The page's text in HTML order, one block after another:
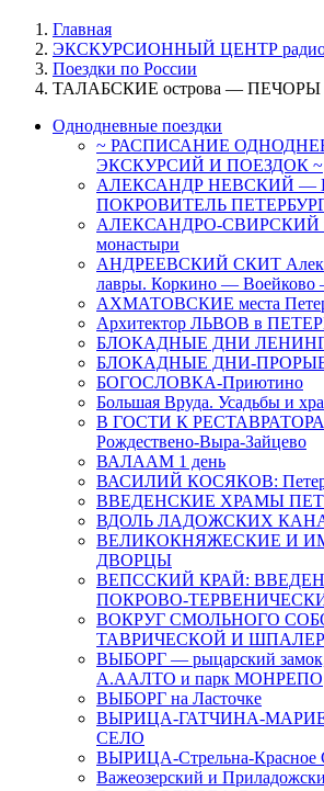
Главная
ЭКСКУРСИОННЫЙ ЦЕНТР радио
Поездки по России
ТАЛАБСКИЕ острова — ПЕЧОРЫ
Однодневные поездки
~ РАСПИСАНИЕ
ЭКСКУРСИЙ И ПОЕЗДОК ~
АЛЕКСАНДР НЕВСКИЙ —
ПОКРОВИТЕЛЬ
АЛЕКСАНДРО-СВИРСКИЙ и
монастыри
АНДРЕЕВСКИЙ СКИТ
лавры. Коркино — Воейково
АХМАТОВСКИЕ места
Архитектор ЛЬВОВ в
БЛОКАДНЫЕ ДНИ
БЛОКАДНЫЕ ДНИ-
БОГОСЛОВКА-Приютино
Большая Вруда. Усадьбы и
В ГОСТИ К
Рождествено-Выра-Зайцево
ВАЛААМ 1 день
ВАСИЛИЙ КОСЯКОВ:
ВВЕДЕНСКИЕ ХРАМЫ
ВДОЛЬ ЛАДОЖСКИХ
ВЕЛИКОКНЯЖЕСКИЕ И
ДВОРЦЫ
ВЕПССКИЙ КРАЙ:
ПОКРОВО-
ВОКРУГ СМОЛЬНОГО
ТАВРИЧЕСКОЙ И
ВЫБОРГ — рыцарский замок,
А.ААЛТО и парк МОНРЕПО
ВЫБОРГ на Ласточке
ВЫРИЦА-ГАТЧИНА-
СЕЛО
ВЫРИЦА-Стрельна-Красное
Важеозерский и